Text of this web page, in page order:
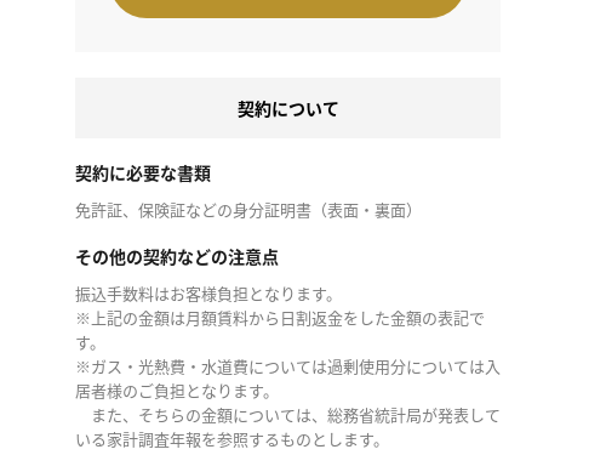
契約について
契約に必要な書類
免許証、保険証などの身分証明書（表面・裏面）
その他の契約などの注意点
振込手数料はお客様負担となります。
※上記の金額は月額賃料から日割返金をした金額の表記で
す。
※ガス・光熱費・水道費については過剰使用分については入
居者様のご負担となります。
また、そちらの金額については、総務省統計局が発表して
いる家計調査年報を参照するものとします。